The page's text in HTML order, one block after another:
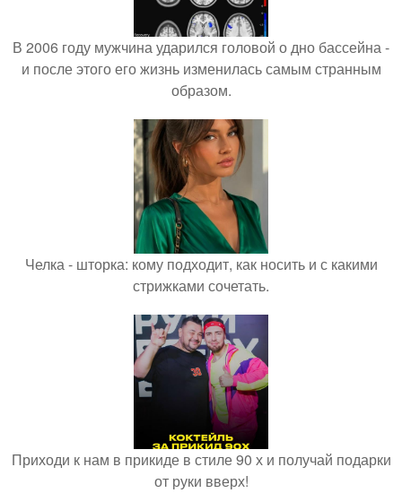
В 2006 году мужчина ударился головой о дно бассейна -
и после этого его жизнь изменилась самым странным
образом.
Челка - шторка: кому подходит, как носить и с какими
стрижками сочетать.
Приходи к нам в прикиде в стиле 90 х и получай подарки
от руки вверх!